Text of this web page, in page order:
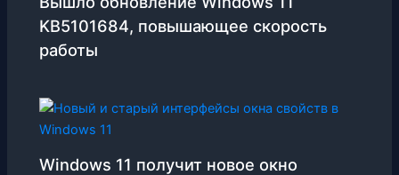
KB5101684, повышающее скорость
работы
Windows 11 получит новое окно